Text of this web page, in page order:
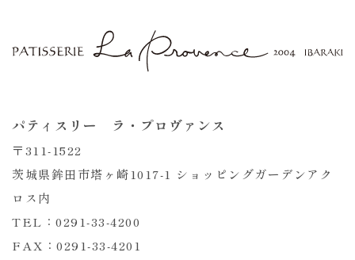
パティスリー ラ・プロヴァンス
〒311-1522
茨城県鉾田市塔ヶ崎1017-1 ショッピングガーデンアク
ロス内
TEL：0291-33-4200
FAX：0291-33-4201